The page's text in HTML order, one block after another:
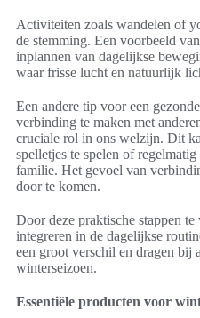
Activiteiten zoals wandelen of
de stemming. Een voorbeeld
inplannen van dagelijkse
waar frisse lucht en natuurlijk
Een andere tip voor een
verbinding te maken met
cruciale rol in ons welzijn. Dit
spelletjes te spelen of
familie. Het gevoel van
door te komen.
Door deze praktische stappen
integreren in de dagelijkse
een groot verschil en dragen bij
winterseizoen.
Essentiële producten voor